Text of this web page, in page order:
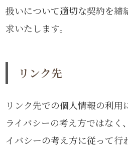
扱いについて適切な契約を締
求いたします。
リンク先
リンク先での個人情報の利
ライバシーの考え方ではなく
イバシーの考え方に従って行